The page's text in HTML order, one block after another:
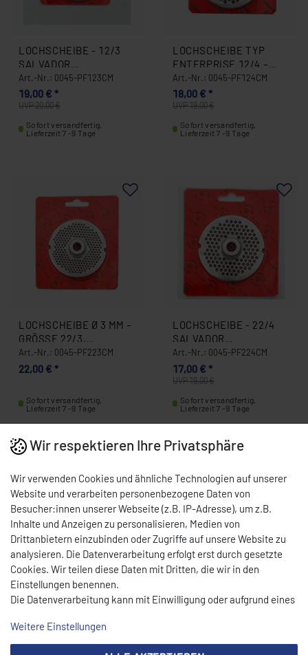
LOCHSCHEIBE - 12/3
SALVADOR
ENTERPRISE
SELBSTSCHÄRFEND | Ø
3 MM 0045-PF123CM
Art.-Nr.: 0045-PF123CM
UVP 20,00 €
19,00 € *
Sofort versandfertig,
Lieferzeit 7 -9 Tage
LOCHSCHEIBE TYP
ENTERPRISE 12/4 –
Ø 4 MM, EDELSTAHL,
MIT NABE,
SELBSTSCHÄRFEND
ITALY) 0045-PF124CM
Art.-Nr.: 0045-PF124CM
UVP 19,00 €
18,00 € *
Sofort versandfertig,
Lieferzeit 7 -9 Tage
LOCHSCHEIBE Ø 3 MM –
GRÖSSE 22/3, S
ALVADOR E
NTERPRISE, S
Art.-Nr.: 0045-PF223CM
22,00 € *
Sofort versandfertig,
Lieferzeit 7 -9 Tage
LOCHSCHEIBE - 22/4
SALVADOR
ENTERPRISE
SELBSTSCHÄRFEND | Ø
4 MM 0045-PF224CM
Art.-Nr.: 0045-PF224CM
UVP 19,00 €
17,00 € *
Sofort versandfertig,
Lieferzeit 7 -9 Tage
LOCHSCHEIBE TYP
Ø 6 MM, EDELSTAHL,
Art.-Nr.: 0045-PF226CM
18,00 € *
LOCHSCHEIBE - 22/8
18,00 € *
Wir respektieren Ihre Privatsphäre
Wir verwenden Cookies und ähnliche Technologien auf unserer
Website und verarbeiten personenbezogene Daten von
Besucher:innen unserer Webseite (z.B. IP-Adresse), um z.B.
Inhalte und Anzeigen zu personalisieren, Medien von
Drittanbietern einzubinden oder Zugriffe auf unsere Website zu
analysieren. Die Datenverarbeitung erfolgt erst durch gesetzte
Cookies. Wir teilen diese Daten mit Dritten, die wir in den
Einstellungen benennen.
Die Datenverarbeitung kann mit Einwilligung oder aufgrund eines
oder abgelehnt werden. Es besteht das Recht, nicht einzuwilligen
und die Einwilligung zu einem späteren Zeitpunkt zu ändern oder
Weitere Einstellungen